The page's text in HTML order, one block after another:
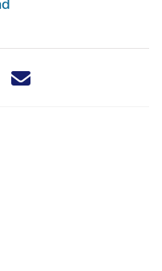
dit nieuwsbericht via X -
Deel dit nieuwsbericht via
Deel dit nieuwsbericht
Deel dit